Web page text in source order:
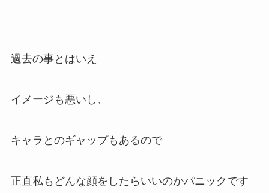
過去の事とはいえ
イメージも悪いし、
キャラとのギャップもあるので
正直私もどんな顔をしたらいいのかパニックです